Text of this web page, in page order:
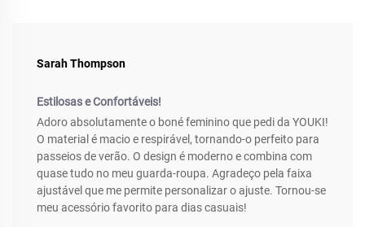
Sarah Thompson
Estilosas e Confortáveis!
Adoro absolutamente o boné feminino que pedi da YOUKI!
O material é macio e respirável, tornando-o perfeito para
passeios de verão. O design é moderno e combina com
quase tudo no meu guarda-roupa. Agradeço pela faixa
ajustável que me permite personalizar o ajuste. Tornou-se
meu acessório favorito para dias casuais!